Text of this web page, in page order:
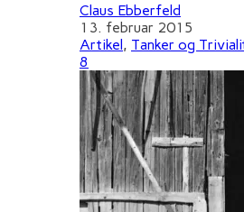
Claus Ebberfeld
13. februar 2015
Artikel, Tanker og
8